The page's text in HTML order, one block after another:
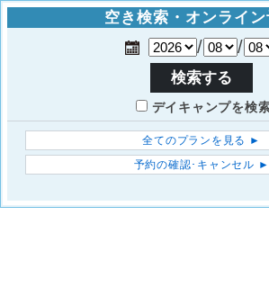
空き検索・オンライ
/ /
検索する
デイキャンプを検
全てのプランを見る ►
予約の確認･キャンセル ►